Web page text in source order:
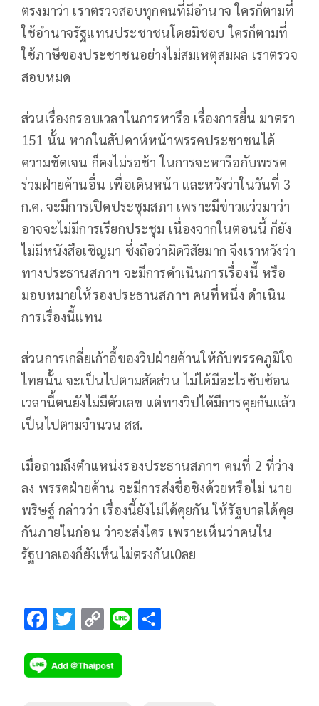
ตรงมาว่า เราตรวจสอบทุกคนที่มีอำนาจ ใครก็ตามที่
ใช้อำนาจรัฐแทนประชาชนโดยมิชอบ ใครก็ตามที่
ใช้ภาษีของประชาชนอย่างไม่สมเหตุสมผล เราตรวจ
สอบหมด
ส่วนเรื่องกรอบเวลาในการหารือ เรื่องการยื่น มาตรา
151 นั้น หากในสัปดาห์หน้าพรรคประชาชนได้
ความชัดเจน ก็คงไม่รอช้า ในการจะหารือกับพรรค
ร่วมฝ่ายค้านอื่น เพื่อเดินหน้า และหวังว่าในวันที่ 3
ก.ค. จะมีการเปิดประชุมสภา เพราะมีข่าวแว่วมาว่า
อาจจะไม่มีการเรียกประชุม เนื่องจากในตอนนี้ ก็ยัง
ไม่มีหนังสือเชิญมา ซึ่งถือว่าผิดวิสัยมาก จึงเราหวังว่า
ทางประธานสภาฯ จะมีการดำเนินการเรื่องนี้ หรือ
มอบหมายให้รองประธานสภาฯ คนที่หนึ่ง ดำเนิน
การเรื่องนี้แทน
ส่วนการเกลี่ยเก้าอี้ของวิปฝ่ายค้านให้กับพรรคภูมิใจ
ไทยนั้น จะเป็นไปตามสัดส่วน ไม่ได้มีอะไรซับซ้อน
เวลานี้ตนยังไม่มีตัวเลข แต่ทางวิปได้มีการคุยกันแล้ว
เป็นไปตามจำนวน สส.
เมื่อถามถึงตำแหน่งรองประธานสภาฯ คนที่ 2 ที่ว่าง
ลง พรรคฝ่ายค้าน จะมีการส่งชื่อชิงด้วยหรือไม่ นาย
พริษฐ์ กล่าวว่า เรื่องนี้ยังไม่ได้คุยกัน ให้รัฐบาลได้คุย
กันภายในก่อน ว่าจะส่งใคร เพราะเห็นว่าคนใน
รัฐบาลเองก็ยังเห็นไม่ตรงกันเ0ลย
F
e
b
T
tt
er
C
p
y
Li